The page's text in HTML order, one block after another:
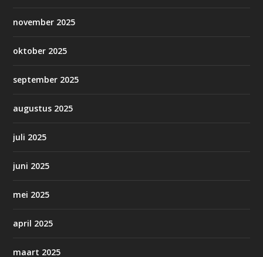
november 2025
oktober 2025
september 2025
augustus 2025
juli 2025
juni 2025
mei 2025
april 2025
maart 2025